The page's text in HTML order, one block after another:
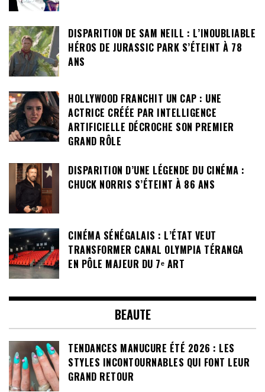
DISPARITION DE SAM NEILL : L’INOUBLIABLE
HÉROS DE JURASSIC PARK S’ÉTEINT À 78
ANS
HOLLYWOOD FRANCHIT UN CAP : UNE
ACTRICE CRÉÉE PAR INTELLIGENCE
ARTIFICIELLE DÉCROCHE SON PREMIER
GRAND RÔLE
DISPARITION D’UNE LÉGENDE DU CINÉMA :
CHUCK NORRIS S’ÉTEINT À 86 ANS
CINÉMA SÉNÉGALAIS : L’ÉTAT VEUT
TRANSFORMER CANAL OLYMPIA TÉRANGA
EN PÔLE MAJEUR DU 7ᵉ ART
BEAUTE
TENDANCES MANUCURE ÉTÉ 2026 : LES
STYLES INCONTOURNABLES QUI FONT LEUR
GRAND RETOUR